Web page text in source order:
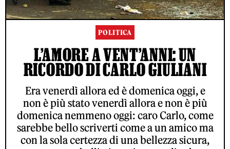
POLITICA
L’AMORE A VENT’ANNI: UN
RICORDO DI CARLO GIULIANI
Era venerdì allora ed è domenica oggi, e
non è più stato venerdì allora e non è più
domenica nemmeno oggi: caro Carlo, come
sarebbe bello scriverti come a un amico ma
con la sola certezza di una bellezza sicura,